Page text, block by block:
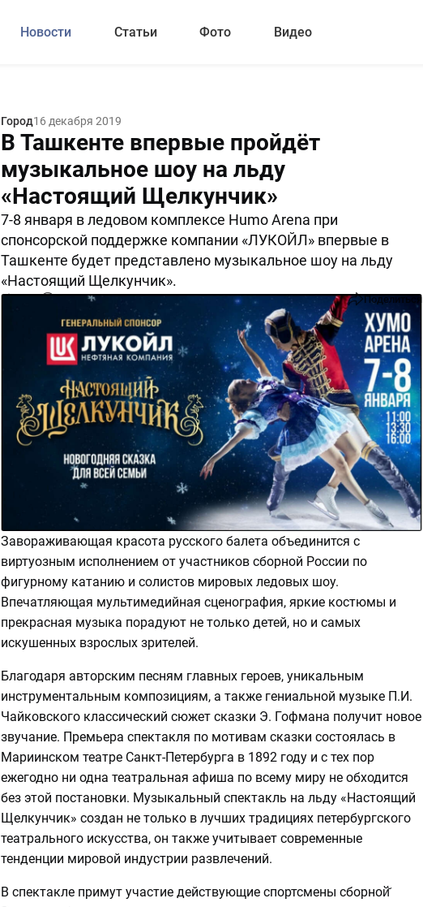
Новости Статьи Фото Видео
Город16 декабря 2019
В Ташкенте впервые пройдёт
музыкальное шоу на льду
«Настоящий Щелкунчик»
7-8 января в ледовом комплексе Humo Arena при
спонсорской поддержке компании «ЛУКОЙЛ» впервые в
Ташкенте будет представлено музыкальное шоу на льду
«Настоящий Щелкунчик».
5595 0 Поделиться
Завораживающая красота русского балета объединится с
виртуозным исполнением от участников сборной России по
фигурному катанию и солистов мировых ледовых шоу.
Впечатляющая мультимедийная сценография, яркие костюмы и
прекрасная музыка порадуют не только детей, но и самых
искушенных взрослых зрителей.
Благодаря авторским песням главных героев, уникальным
инструментальным композициям, а также гениальной музыке П.И.
Чайковского классический сюжет сказки Э. Гофмана получит новое
звучание. Премьера спектакля по мотивам сказки состоялась в
Мариинском театре Санкт-Петербурга в 1892 году и с тех пор
ежегодно ни одна театральная афиша по всему миру не обходится
без этой постановки. Музыкальный спектакль на льду «Настоящий
Щелкунчик» создан не только в лучших традициях петербургского
театрального искусства, он также учитывает современные
тенденции мировой индустрии развлечений.
В спектакле примут участие действующие спортсмены сборной̆